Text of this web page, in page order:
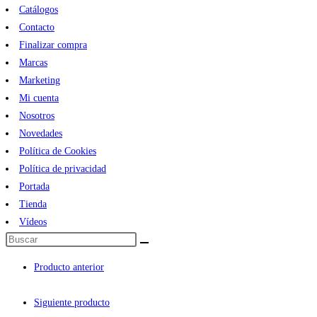
Catálogos
Contacto
Finalizar compra
Marcas
Marketing
Mi cuenta
Nosotros
Novedades
Política de Cookies
Política de privacidad
Portada
Tienda
Vídeos
Producto anterior
Siguiente producto